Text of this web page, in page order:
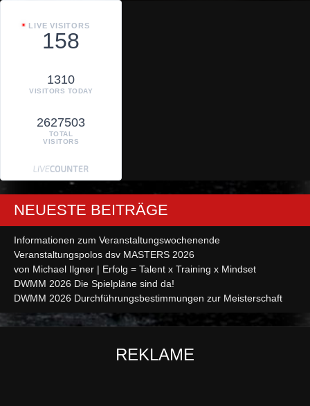
LIVE VISITORS
158
1310
VISITORS TODAY
2627503
TOTAL
VISITORS
NEUESTE BEITRÄGE
Informationen zum Veranstaltungswochenende
Veranstaltungspolos dsv MASTERS 2026
von Michael Ilgner | Erfolg = Talent x Training x Mindset
DWMM 2026 Die Spielpläne sind da!
DWMM 2026 Durchführungsbestimmungen zur Meisterschaft
REKLAME